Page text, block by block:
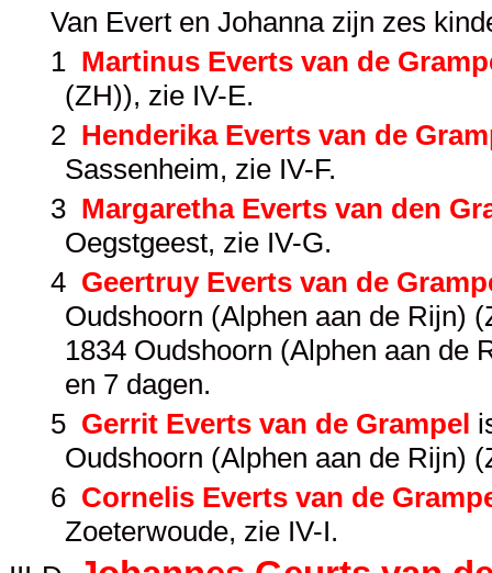
Van Evert en Johanna zijn zes
1 Martinus Everts van de
(ZH)), zie IV-E.
2 Henderika Everts van de
Sassenheim, zie IV-F.
3 Margaretha Everts van den
Oegstgeest, zie IV-G.
4 Geertruy Everts van de
Oudshoorn (Alphen aan de Rijn)
1834 Oudshoorn (Alphen aan de
en 7 dagen.
5 Gerrit Everts van de Grampel
Oudshoorn (Alphen aan de Rijn)
6 Cornelis Everts van de
Zoeterwoude, zie IV-I.